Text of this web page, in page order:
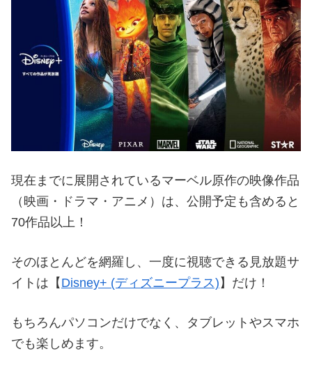
現在までに展開されているマーベル原作の映像作品
（映画・ドラマ・アニメ）は、公開予定も含めると
70作品以上！
そのほとんどを網羅し、一度に視聴できる見放題サ
イトは【 Disney+ (ディズニープラス) 】だけ！
もちろんパソコンだけでなく、タブレットやスマホ
でも楽しめます。